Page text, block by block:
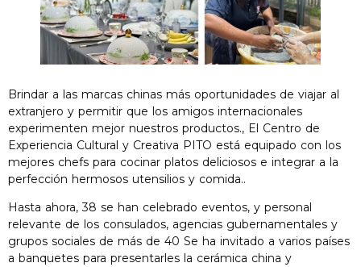
Brindar a las marcas chinas más oportunidades de viajar al
extranjero y permitir que los amigos internacionales
experimenten mejor nuestros productos., El Centro de
Experiencia Cultural y Creativa PITO está equipado con los
mejores chefs para cocinar platos deliciosos e integrar a la
perfección hermosos utensilios y comida..
Hasta ahora, 38 se han celebrado eventos, y personal
relevante de los consulados, agencias gubernamentales y
grupos sociales de más de 40 Se ha invitado a varios países
a banquetes para presentarles la cerámica china y